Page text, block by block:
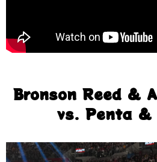
Bronson Reed &
vs. Penta &